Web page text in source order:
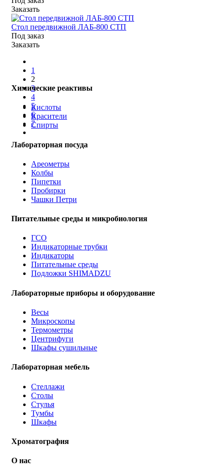
Заказать
Стол передвижной ЛАБ-800 СТП
Под заказ
Заказать
1
2
3
4
5
6
7
Химические реактивы
Кислоты
Красители
Спирты
Лабораторная посуда
Ареометры
Колбы
Пипетки
Пробирки
Чашки Петри
Питательные среды и микробиология
ГСО
Индикаторные трубки
Индикаторы
Питательные среды
Подложки SHIMADZU
Лабораторные приборы и оборудование
Весы
Микроскопы
Термометры
Центрифуги
Шкафы сушильные
Лабораторная мебель
Стеллажи
Столы
Стулья
Тумбы
Шкафы
Хроматография
О нас